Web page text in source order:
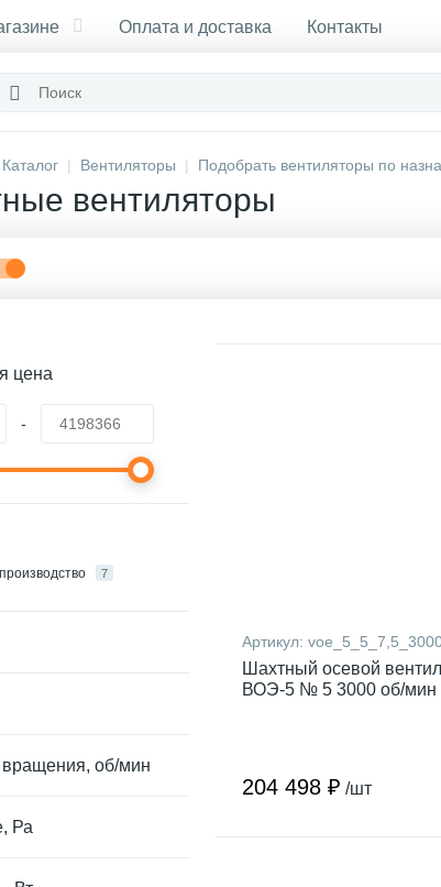
Оплата и доставка Контакты
Каталог Вентиляторы Подобрать вентиляторы по
вентиляторы
цена
-
7
вращения, об/мин
Ра
Артикул:
Шахтный осевой
ВОЭ-5 № 5 3000 об/мин
204 498 ₽ /шт